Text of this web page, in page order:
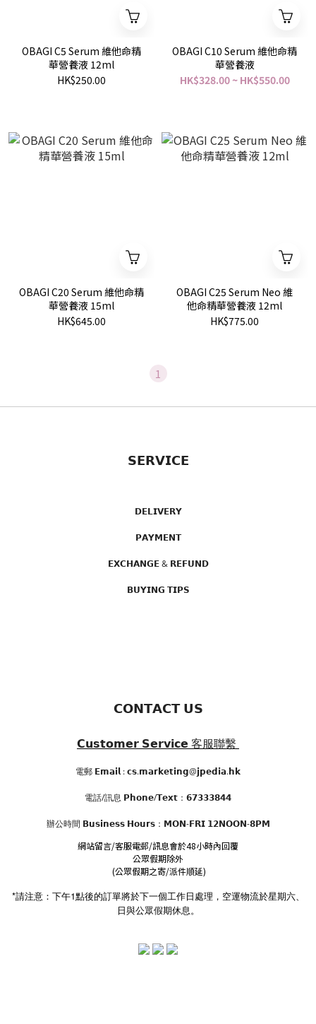
OBAGI C5 Serum 維他命精
華營養液 12ml
HK$250.00
OBAGI C10 Serum 維他命精
華營養液
HK$328.00 ~ HK$550.00
OBAGI C20 Serum 維他命精
華營養液 15ml
HK$645.00
OBAGI C25 Serum Neo 維
他命精華營養液 12ml
HK$775.00
1
𝗦𝗘𝗥𝗩𝗜𝗖𝗘
𝗗𝗘𝗟𝗜𝗩𝗘𝗥𝗬
𝗣𝗔𝗬𝗠𝗘𝗡𝗧
𝗘𝗫𝗖𝗛𝗔𝗡𝗚𝗘 & 𝗥𝗘𝗙𝗨𝗡𝗗
𝗕𝗨𝗬𝗜𝗡𝗚 𝗧𝗜𝗣𝗦
𝗖𝗢𝗡𝗧𝗔𝗖𝗧 𝗨𝗦
𝗖𝘂𝘀𝘁𝗼𝗺𝗲𝗿 𝗦𝗲𝗿𝘃𝗶𝗰𝗲 客服聯繫
電郵 𝗘𝗺𝗮𝗶𝗹 : 𝗰𝘀.𝗺𝗮𝗿𝗸𝗲𝘁𝗶𝗻𝗴@𝗷𝗽𝗲𝗱𝗶𝗮.𝗵𝗸
電話/訊息 𝗣𝗵𝗼𝗻𝗲/𝗧𝗲𝘅𝘁：𝟲𝟳𝟯𝟯𝟯𝟴𝟰𝟰
辦公時間 𝗕𝘂𝘀𝗶𝗻𝗲𝘀𝘀 𝗛𝗼𝘂𝗿𝘀：𝗠𝗢𝗡-𝗙𝗥𝗜 𝟭𝟮𝗡𝗢𝗢𝗡-𝟴𝗣𝗠
網站留言/客服電郵/訊息會於48小時內回覆
公眾假期除外
(公眾假期之寄/派件順延)
*請注意：下午1點後的訂單將於下一個工作日處理，空運物流於星期六、
日與公眾假期休息。